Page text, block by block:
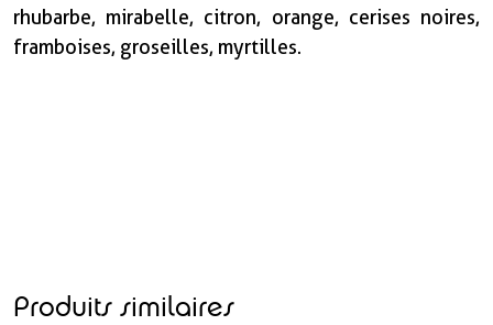
rhubarbe, mirabelle, citron, orange, cerises noires,
framboises, groseilles, myrtilles.
Produits similaires